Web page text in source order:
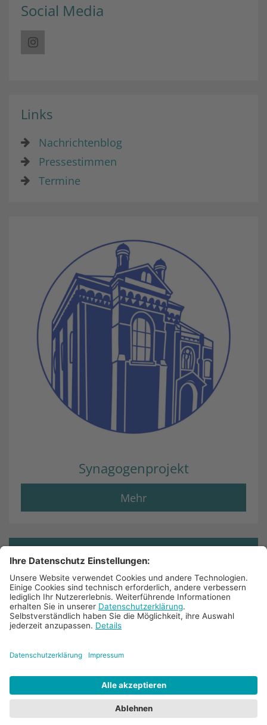
Social Media
Links
Nachrichtenblog
Pressestimmen
Termine
Synagogenprojekt
Mehr
© 2025 Bistum Aachen
Impressum
Datenschutz
Barrierefreiheit